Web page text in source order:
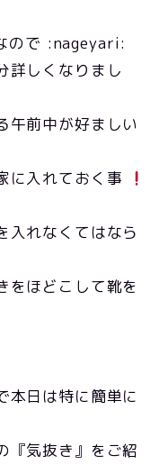
ので :nageyari:
詳しくなりまし
午前中が好ましい
に入れておく事
入れなくてはなら
をほどこして靴を
本日は特に簡単に
『気抜き』をご紹